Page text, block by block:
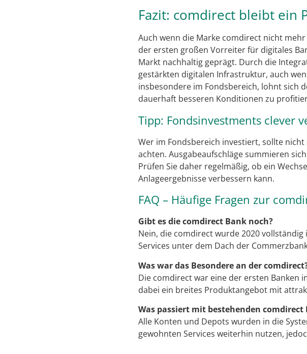
Fazit: comdirect bleibt ein
Auch wenn die Marke comdirect nicht
der ersten großen Vorreiter für digitales
Markt nachhaltig geprägt. Durch die
gestärkten digitalen Infrastruktur, auch
insbesondere im Fondsbereich, lohnt sich
dauerhaft besseren Konditionen zu
Tipp: Fondsinvestments clever
Wer im Fondsbereich investiert, sollte
achten. Ausgabeaufschläge summieren
Prüfen Sie daher regelmäßig, ob ein
Anlageergebnisse verbessern kann.
FAQ – Häufige Fragen zur
Gibt es die comdirect Bank noch?
Nein, die comdirect wurde 2020
Services unter dem Dach der
Was war das Besondere an der
Die comdirect war eine der ersten Banken
dabei ein breites Produktangebot mit
Was passiert mit bestehenden comdirect
Alle Konten und Depots wurden in die
gewohnten Services weiterhin nutzen,